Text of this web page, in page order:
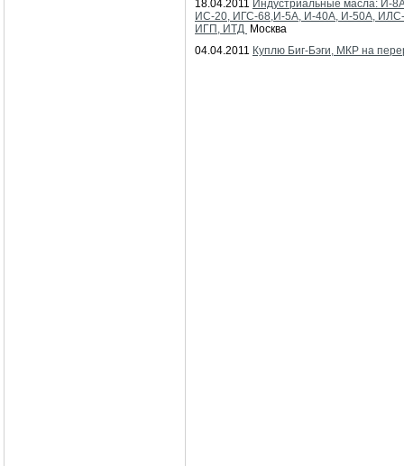
18.04.2011 Индустриальные масла: И-
ИС-20, ИГС-68,И-5А, И-40А, И-50А,
ИГП, ИТД Москва
04.04.2011 Куплю Биг-Бэги, МКР на